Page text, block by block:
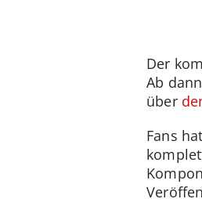
Der
Ab
über
Fans